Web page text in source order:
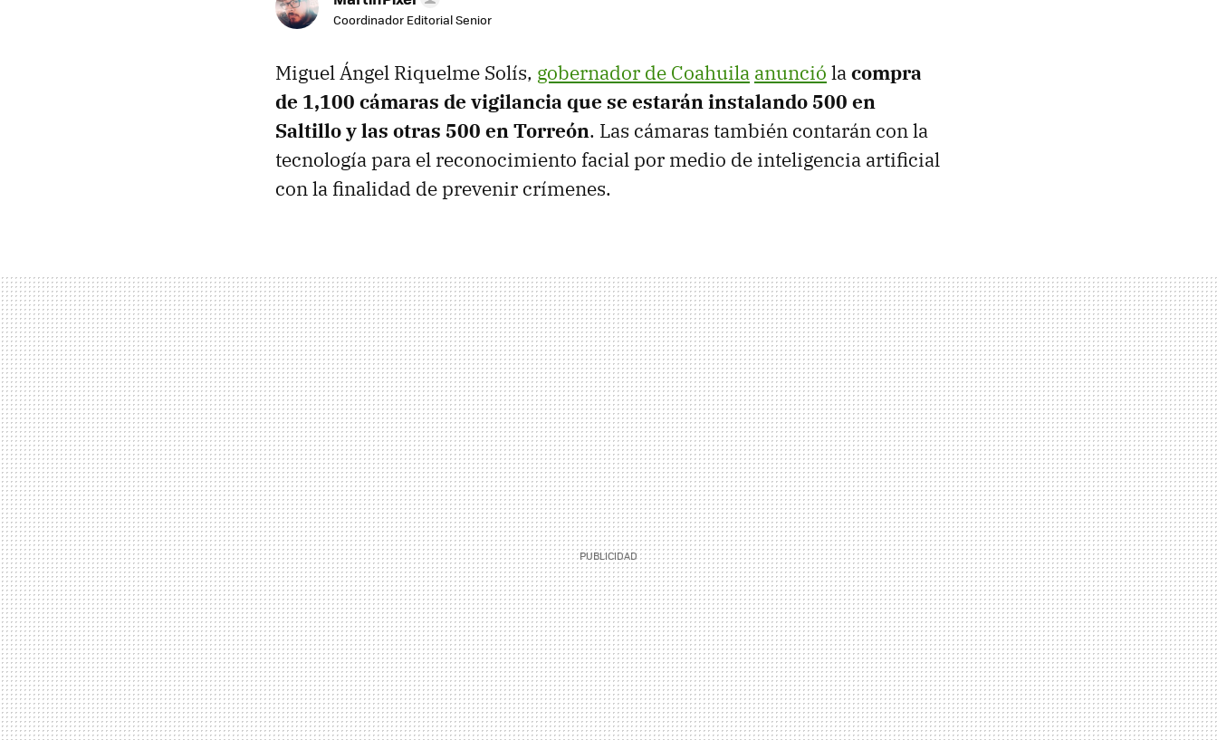
Coordinador Editorial Senior
Miguel Ángel Riquelme Solís, gobernador de Coahuila anunció lacompra
de 1,100 cámaras de vigilancia que se estarán instalando 500 en
Saltillo y las otras 500 en Torreón. Las cámaras también contarán con la
tecnología para el reconocimiento facial por medio de inteligencia artificial
con la finalidad de prevenir crímenes.